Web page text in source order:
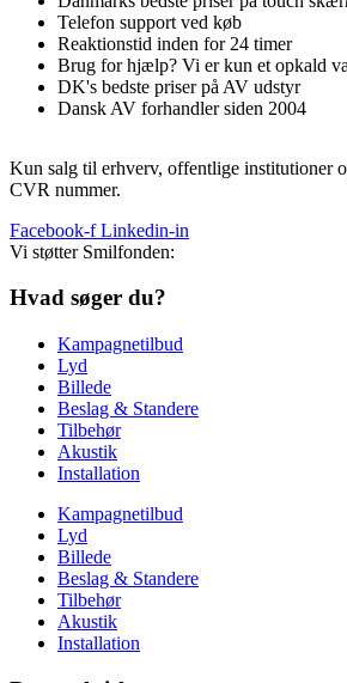
Telefon support ved køb
Reaktionstid inden for 24 timer
Brug for hjælp? Vi er kun et opkald
DK's bedste priser på AV udstyr
Dansk AV forhandler siden 2004
Kun salg til erhverv, offentlige institutioner
CVR nummer.
Facebook-f Linkedin-in
Vi støtter Smilfonden:
Hvad søger du?
Kampagnetilbud
Lyd
Billede
Beslag & Standere
Tilbehør
Akustik
Installation
Kampagnetilbud
Lyd
Billede
Beslag & Standere
Tilbehør
Akustik
Installation